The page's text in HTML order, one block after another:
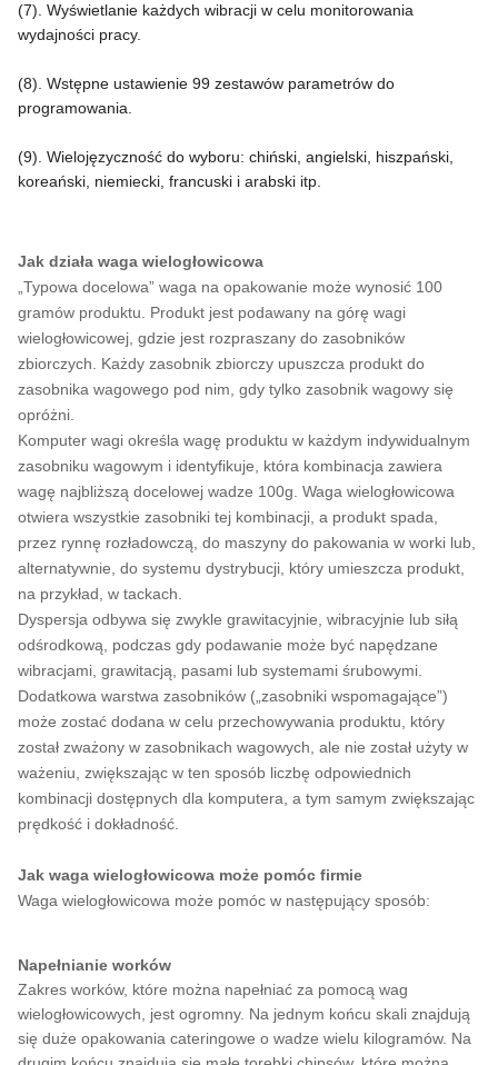
(7). Wyświetlanie każdych wibracji w celu monitorowania
wydajności pracy.
(8). Wstępne ustawienie 99 zestawów parametrów do
programowania.
(9). Wielojęzyczność do wyboru: chiński, angielski, hiszpański,
koreański, niemiecki, francuski i arabski itp.
Jak działa waga wielogłowicowa
„Typowa docelowa” waga na opakowanie może wynosić 100
gramów produktu. Produkt jest podawany na górę wagi
wielogłowicowej, gdzie jest rozpraszany do zasobników
zbiorczych. Każdy zasobnik zbiorczy upuszcza produkt do
zasobnika wagowego pod nim, gdy tylko zasobnik wagowy się
opróżni.
Komputer wagi określa wagę produktu w każdym indywidualnym
zasobniku wagowym i identyfikuje, która kombinacja zawiera
wagę najbliższą docelowej wadze 100g. Waga wielogłowicowa
otwiera wszystkie zasobniki tej kombinacji, a produkt spada,
przez rynnę rozładowczą, do maszyny do pakowania w worki lub,
alternatywnie, do systemu dystrybucji, który umieszcza produkt,
na przykład, w tackach.
Dyspersja odbywa się zwykle grawitacyjnie, wibracyjnie lub siłą
odśrodkową, podczas gdy podawanie może być napędzane
wibracjami, grawitacją, pasami lub systemami śrubowymi.
Dodatkowa warstwa zasobników („zasobniki wspomagające”)
może zostać dodana w celu przechowywania produktu, który
został zważony w zasobnikach wagowych, ale nie został użyty w
ważeniu, zwiększając w ten sposób liczbę odpowiednich
kombinacji dostępnych dla komputera, a tym samym zwiększając
prędkość i dokładność.
Jak waga wielogłowicowa może pomóc firmie
Waga wielogłowicowa może pomóc w następujący sposób:
Napełnianie worków
Zakres worków, które można napełniać za pomocą wag
wielogłowicowych, jest ogromny. Na jednym końcu skali znajdują
się duże opakowania cateringowe o wadze wielu kilogramów. Na